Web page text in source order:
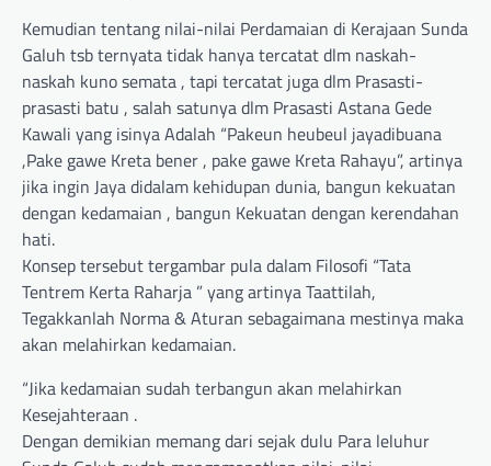
Kemudian tentang nilai-nilai Perdamaian di Kerajaan Sunda
Galuh tsb ternyata tidak hanya tercatat dlm naskah-
naskah kuno semata , tapi tercatat juga dlm Prasasti-
prasasti batu , salah satunya dlm Prasasti Astana Gede
Kawali yang isinya Adalah “Pakeun heubeul jayadibuana
,Pake gawe Kreta bener , pake gawe Kreta Rahayu”, artinya
jika ingin Jaya didalam kehidupan dunia, bangun kekuatan
dengan kedamaian , bangun Kekuatan dengan kerendahan
hati.
Konsep tersebut tergambar pula dalam Filosofi “Tata
Tentrem Kerta Raharja ” yang artinya Taattilah,
Tegakkanlah Norma & Aturan sebagaimana mestinya maka
akan melahirkan kedamaian.
“Jika kedamaian sudah terbangun akan melahirkan
Kesejahteraan .
Dengan demikian memang dari sejak dulu Para leluhur